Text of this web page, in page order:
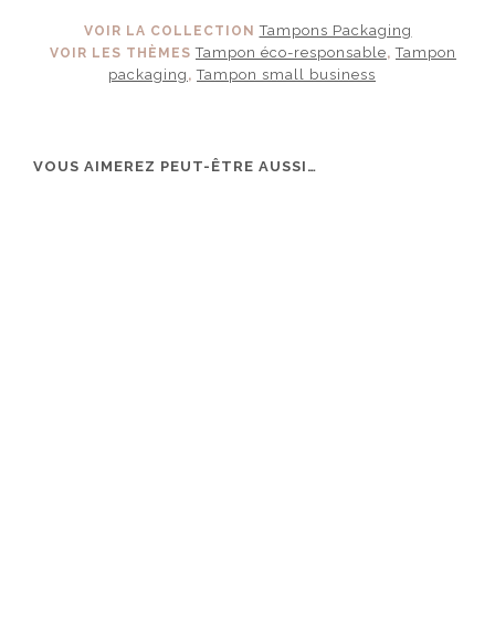
VOIR LA COLLECTIONTampons Packaging
VOIR LES THÈMESTampon éco-responsable,Tampon
packaging ,Tampon small business
VOUS AIMEREZ PEUT-ÊTRE AUSSI…